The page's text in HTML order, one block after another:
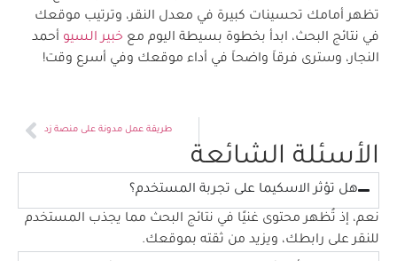
تظهر أمامك تحسينات كبيرة في معدل النقر، وترتيب موقعك
في نتائج البحث، ابدأ بخطوة بسيطة اليوم مع خبير السيو أحمد
النجار، وسترى فرقاَ واضحاَ في أداء موقعك وفي أسرع وقت!
طريقة عمل مدونة على منصة زد
الأسئلة الشائعة
هل تؤثر الاسكيما على تجربة المستخدم؟
نعم، إذ تُظهر محتوى غنيًا في نتائج البحث مما يجذب المستخدم
للنقر على رابطك، ويزيد من ثقته بموقعك.